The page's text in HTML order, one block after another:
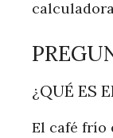
¿QUÉ ES
El café frío